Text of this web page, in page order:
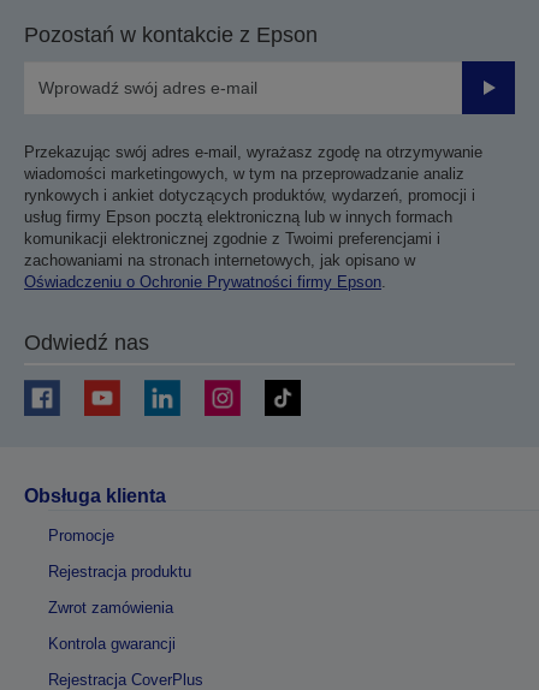
Pozostań w kontakcie z Epson
Przekazując swój adres e-mail, wyrażasz zgodę na otrzymywanie
wiadomości marketingowych, w tym na przeprowadzanie analiz
rynkowych i ankiet dotyczących produktów, wydarzeń, promocji i
usług firmy Epson pocztą elektroniczną lub w innych formach
komunikacji elektronicznej zgodnie z Twoimi preferencjami i
zachowaniami na stronach internetowych, jak opisano w
Oświadczeniu o Ochronie Prywatności firmy Epson
Odwiedź nas
Obsługa klienta
Promocje
Rejestracja produktu
Zwrot zamówienia
Kontrola gwarancji
Rejestracja CoverPlus